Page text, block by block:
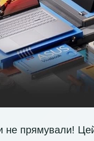
не прямували!